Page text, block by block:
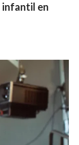
infantil en